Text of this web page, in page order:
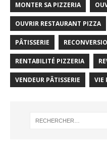
MONTER SA PIZZERIA
OUVRIR RESTAURANT PIZZA
PÂTISSERIE
RENTABILITÉ PIZZERIA
VENDEUR PÂTISSERIE VIE